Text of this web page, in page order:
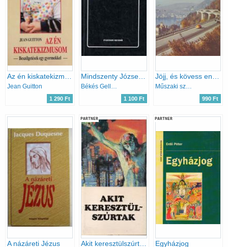
Jean Guitton
1 290 Ft 1 100 Ft
Műszaki szerk.: Tiszai Tibor-Karay Tivadar
990 Ft
A názáreti Jézus
PARTNER
Akit keresztülszúrtak
PARTNER
Egyházjog